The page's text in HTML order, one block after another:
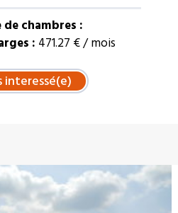
de chambres :
: 471.27 € / mois